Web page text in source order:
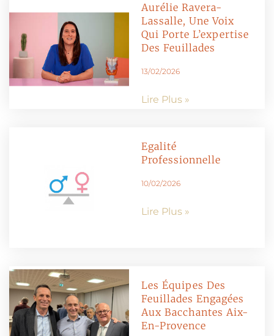
Aurélie Ravera-
Lassalle, Une Voix
Qui Porte L’expertise
Des Feuillades
13/02/2026
Lire Plus »
Egalité
Professionnelle
10/02/2026
Lire Plus »
Les Équipes Des
Feuillades Engagées
Aux Bacchantes Aix-
En-Provence